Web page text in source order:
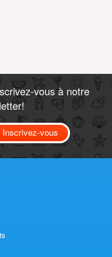
vous à notre
Inscrivez-vous